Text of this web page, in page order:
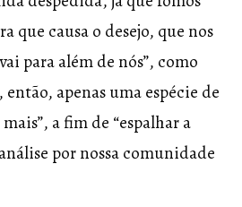
que causa o desejo, que nos
para além de nós”, como
apenas uma espécie de
a fim de “espalhar a
por nossa comunidade